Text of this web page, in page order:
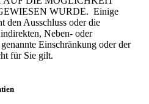
WURDE. Einige
den Ausschluss oder die
Neben- oder
Einschränkung oder der
für Sie gilt.